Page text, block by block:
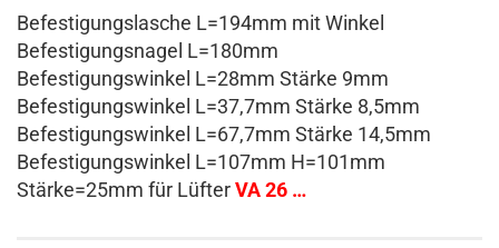
Befestigungslasche L=194mm mit Winkel
Befestigungsnagel L=180mm
Befestigungswinkel L=28mm Stärke 9mm
Befestigungswinkel L=37,7mm Stärke 8,5mm
Befestigungswinkel L=67,7mm Stärke 14,5mm
Befestigungswinkel L=107mm H=101mm
Stärke=25mm für LüfterVA 26 …